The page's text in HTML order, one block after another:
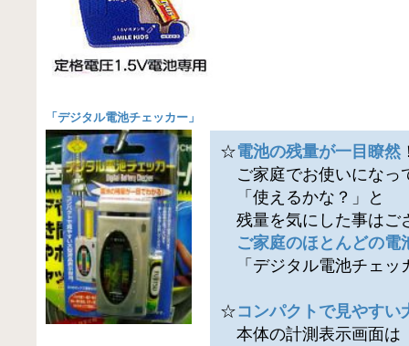
「 デジタル電池チェッカー 」
☆電池の残量が一目瞭然
ご家庭でお使いになっ
「使えるかな？」と
残量を気にした事はご
ご家庭のほとんどの電
「デジタル電池チェッ
☆コンパクトで見やすい
本体の計測表示画面は